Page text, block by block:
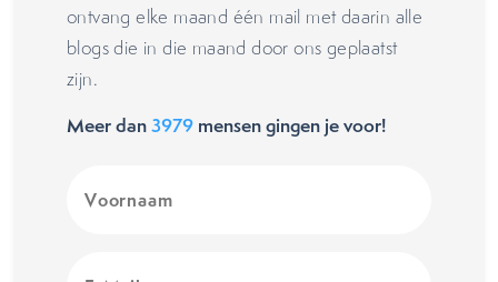
ontvang elke maand één mail met daarin alle
blogs die in die maand door ons geplaatst
zijn.
Meer dan3979 mensen gingen je voor!
(Vereist)